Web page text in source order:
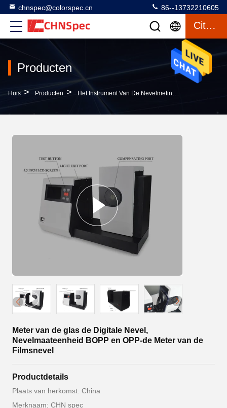
chnspec@colorspec.cn 86--13732210605
Citaat
Producten
Huis > Producten > Het Instrument Van De Nevelmeting
Meter van de glas de Digitale Nevel,
Nevelmaateenheid BOPP en OPP-de Meter van de
Filmsnevel
Productdetails
Plaats van herkomst: China
Merknaam: CHN spec